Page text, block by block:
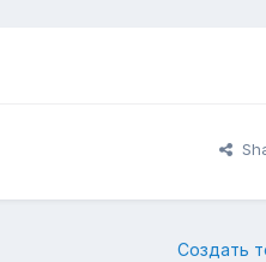
Создать